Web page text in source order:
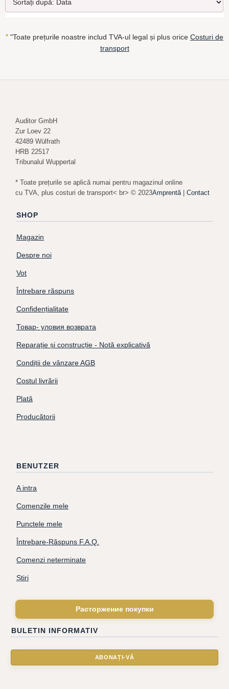
* "Toate prețurile noastre includ TVA-ul legal și plus orice Costuri de
transport
Auditor GmbH
Zur Loev 22
42489 Wülfrath
HRB 22517
Tribunalul Wuppertal
* Toate prețurile se aplică numai pentru magazinul online
cu TVA, plus costuri de transport< br> © 2023Amprentă | Contact
SHOP
Magazin
Despre noi
Vot
Întrebare răspuns
Confidențialitate
Товар- уловия возврата
Reparație și construcție - Notă explicativă
Condiții de vânzare AGB
Costul livrării
Plată
Producătorii
BENUTZER
A intra
Comenzile mele
Punctele mele
Întrebare-Răspuns F.A.Q.
Comenzi neterminate
Știri
Расторжение покупки
BULETIN INFORMATIV